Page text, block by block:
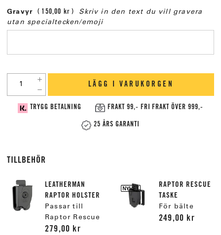
Gravyr 150,00 kr
Skriv in den text du vill gravera
utan specialtecken/emoji
LÄGG I VARUKORGEN
TRYGG BETALNING FRAKT 99,- FRI FRAKT ÖVER 999,-
25 ÅRS GARANTI
TILLBEHÖR
LEATHERMAN
RAPTOR HOLSTER
Passar till
Raptor Rescue
279,00 kr
RAPTOR RESCUE
TASKE
För bälte
249,00 kr